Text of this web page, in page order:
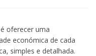
oferecer uma
económica de cada
simples e detalhada.